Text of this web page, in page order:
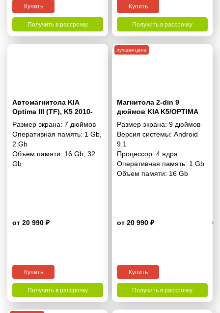
Купить
Получить в рассрочку
Купить
Получить в рассрочку
Автомагнитола KIA
Optima III (TF), K5 2010-
2013 7"
Размер экрана: 7 дюймов
Оперативная память: 1 Gb
2 Gb
Объем памяти: 16 Gb 32
Gb
от 20 990 ₽ 3.9
Купить
Получить в рассрочку
Магнитола 2-din 9
дюймов KIA K5/OPTIMA
2010-2015 - 9.1 1/16 Гб
Simple
Размер экрана: 9 дюймов
Версия системы: Android
9.1
Процессор: 4 ядра
Оперативная память: 1 Gb
Объем памяти: 16 Gb
от 20 990 ₽
Купить
Получить в рассрочку
лучшая цена